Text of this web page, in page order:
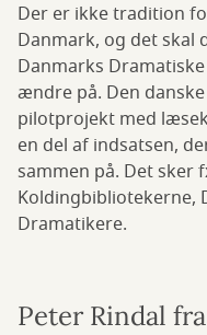
Der er ikke tradition
Danmark, og det
Danmarks
ændre på. Den
pilotprojekt med
en del af indsatsen,
sammen på. Det sker
Koldingbibliotekerne,
Dramatikere.
Peter Rindal